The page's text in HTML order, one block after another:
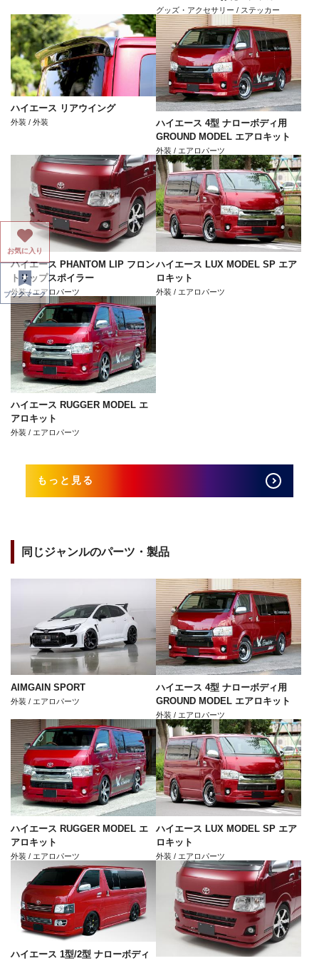
グッズ・アクセサリー / ステッカー
ハイエース リアウイング
外装 / 外装
ハイエース 4型 ナローボディ用
GROUND MODEL エアロキット
外装 / エアロパーツ
ハイエース PHANTOM LIP フロン
トリップスポイラー
外装 / エアロパーツ
ハイエース LUX MODEL SP エア
ロキット
外装 / エアロパーツ
ハイエース RUGGER MODEL エ
アロキット
外装 / エアロパーツ
もっと見る
同じジャンルのパーツ・製品
AIMGAIN SPORT
外装 / エアロパーツ
ハイエース 4型 ナローボディ用
GROUND MODEL エアロキット
外装 / エアロパーツ
ハイエース RUGGER MODEL エ
アロキット
外装 / エアロパーツ
ハイエース LUX MODEL SP エア
ロキット
外装 / エアロパーツ
ハイエース 1型/2型 ナローボディ
お気に入り
ブックマーク